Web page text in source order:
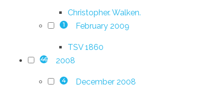
Christopher. Walken.
1 February 2009
TSV 1860
46 2008
4 December 2008